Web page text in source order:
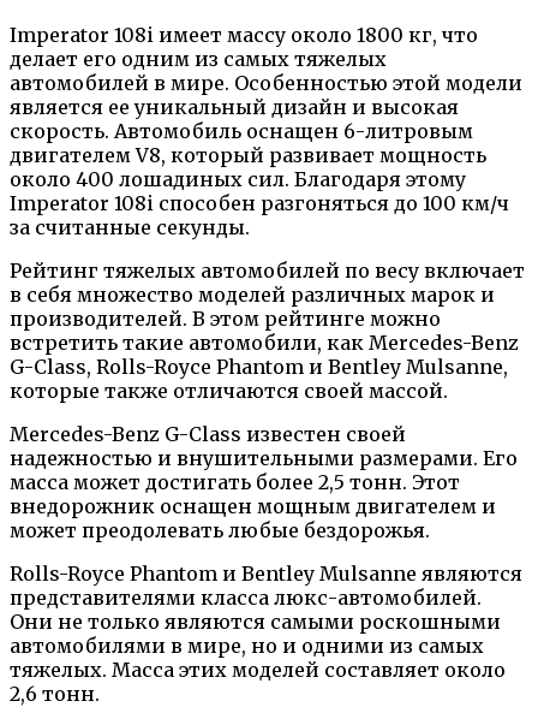
Imperator 108i имеет массу около 1800 кг, что
делает его одним из самых тяжелых
автомобилей в мире. Особенностью этой модели
является ее уникальный дизайн и высокая
скорость. Автомобиль оснащен 6-литровым
двигателем V8, который развивает мощность
около 400 лошадиных сил. Благодаря этому
Imperator 108i способен разгоняться до 100 км/ч
за считанные секунды.
Рейтинг тяжелых автомобилей по весу включает
в себя множество моделей различных марок и
производителей. В этом рейтинге можно
встретить такие автомобили, как Mercedes-Benz
G-Class, Rolls-Royce Phantom и Bentley Mulsanne,
которые также отличаются своей массой.
Mercedes-Benz G-Class известен своей
надежностью и внушительными размерами. Его
масса может достигать более 2,5 тонн. Этот
внедорожник оснащен мощным двигателем и
может преодолевать любые бездорожья.
Rolls-Royce Phantom и Bentley Mulsanne являются
представителями класса люкс-автомобилей.
Они не только являются самыми роскошными
автомобилями в мире, но и одними из самых
тяжелых. Масса этих моделей составляет около
2,6 тонн.